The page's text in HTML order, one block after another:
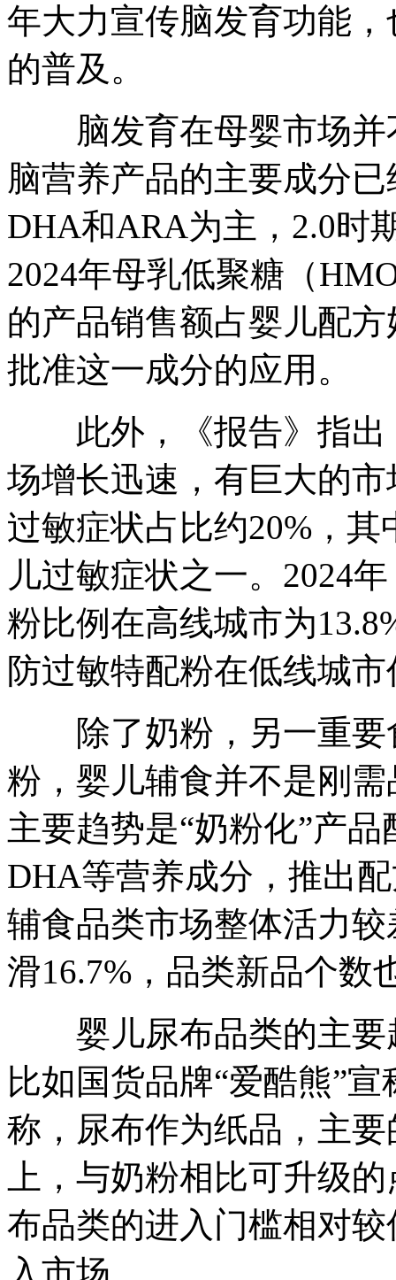
年大力宣传脑发育功能
的普及。
脑发育在母婴市场并
脑营养产品的主要成分
DHA和ARA为主，2.0时
2024年母乳低聚糖（
的产品销售额占婴儿配
批准这一成分的应用。
此外，《报告》指出
场增长迅速，有巨大的
过敏症状占比约20%，
儿过敏症状之一。2024
粉比例在高线城市为
防过敏特配粉在低线城
除了奶粉，另一重要
粉，婴儿辅食并不是刚
主要趋势是“奶粉化”产
DHA等营养成分，推出
辅食品类市场整体活力
滑16.7%，品类新品个数
婴儿尿布品类的主要
比如国货品牌“爱酷熊”
称，尿布作为纸品，主
上，与奶粉相比可升级
布品类的进入门槛相对
入市场。